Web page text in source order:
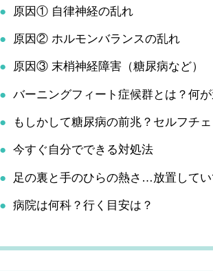
原因① 自律神経の乱れ
原因② ホルモンバランスの乱れ
原因③ 末梢神経障害（糖尿病など）
バーニングフィート症候群とは？何が
もしかして糖尿病の前兆？セルフチ
今すぐ自分でできる対処法
足の裏と手のひらの熱さ…放置してい
病院は何科？行く目安は？